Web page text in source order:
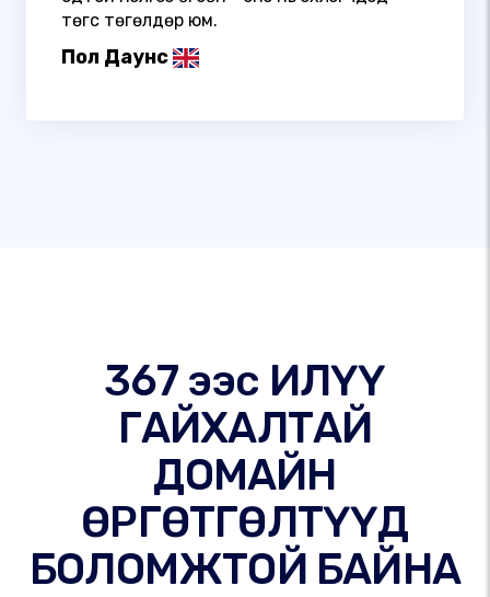
төгс төгөлдөр юм.
Пол Даунс
367 ээс ИЛҮҮ
ГАЙХАЛТАЙ
ДОМАЙН
ӨРГӨТГӨЛТҮҮД
БОЛОМЖТОЙ БАЙНА